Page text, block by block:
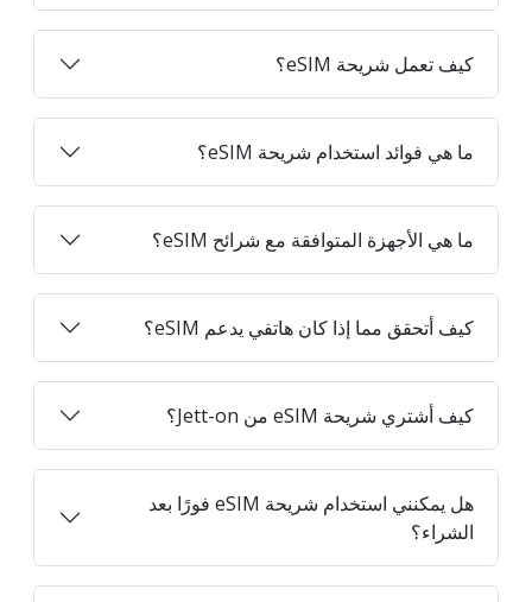
كيف تعمل شريحة eSIM؟
ما هي فوائد استخدام شريحة eSIM؟
ما هي الأجهزة المتوافقة مع شرائح eSIM؟
كيف أتحقق مما إذا كان هاتفي يدعم eSIM؟
كيف أشتري شريحة eSIM من Jett-on؟
هل يمكنني استخدام شريحة eSIM فورًا بعد
الشراء؟